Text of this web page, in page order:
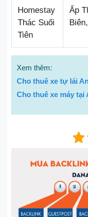
Homestay
Thác Suối
Tiên
Ấp
Xem thêm:
Cho thuê xe tự lái
Cho thuê xe máy tại